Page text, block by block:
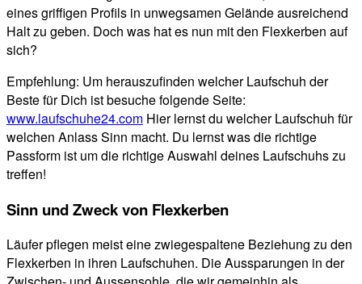
eines griffigen Profils in unwegsamen Gelände ausreichend
Halt zu geben. Doch was hat es nun mit den Flexkerben auf
sich?
Empfehlung: Um herauszufinden welcher Laufschuh der
Beste für Dich ist besuche folgende Seite:
www.laufschuhe24.com Hier lernst du welcher Laufschuh für
welchen Anlass Sinn macht. Du lernst was die richtige
Passform ist um die richtige Auswahl deines Laufschuhs zu
treffen!
Sinn und Zweck von Flexkerben
Läufer pflegen meist eine zwiegespaltene Beziehung zu den
Flexkerben in ihren Laufschuhen. Die Aussparungen in der